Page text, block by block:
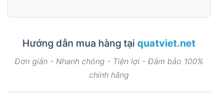
Hướng dẫn mua hàng tại quatviet.net
Đơn giản - Nhanh chóng - Tiện lợi - Đảm bảo 100%
chính hãng